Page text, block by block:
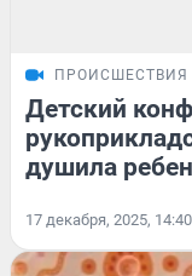
ПРОИСШЕСТВИЯ
Детский
душила
17 декабря, 2025, 14:40